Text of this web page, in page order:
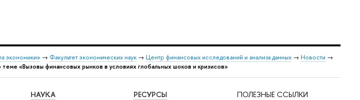
экономики» → Факультет экономических наук → Центр финансовых исследований и анализа данных → Новости →
«Вызовы финансовых рынков в условиях глобальных шоков и кризисов»
НАУКА РЕСУРСЫ ПОЛЕЗНЫЕ ССЫЛКИ